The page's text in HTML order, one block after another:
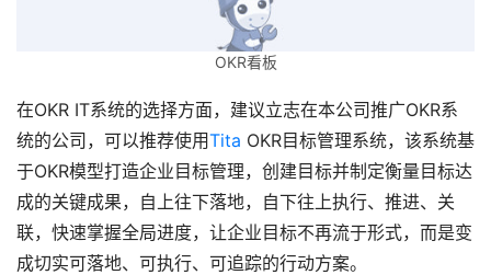
OKR看板
在OKR IT系统的选择方面，建议立志在本公司推广OKR系
统的公司，可以推荐使用Tita OKR目标管理系统，该系统基
于OKR模型打造企业目标管理，创建目标并制定衡量目标达
成的关键成果，自上往下落地，自下往上执行、推进、关
联，快速掌握全局进度，让企业目标不再流于形式，而是变
成切实可落地、可执行、可追踪的行动方案。